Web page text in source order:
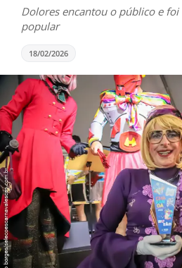
Dolores encantou o público e foi
popular
18/02/2026